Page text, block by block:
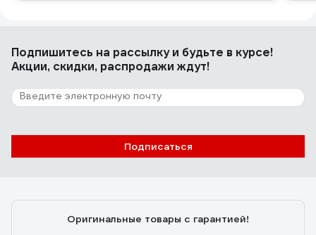
Подпишитесь на рассылкуи будьте в курсе!
Акции, скидки, распродажи ждут!
Подписаться
Оригинальные товары с гарантией!